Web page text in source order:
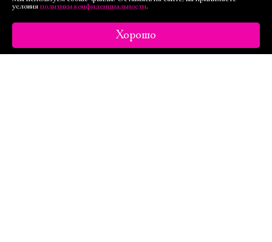
условия политики конфиденциальности.
Хорошо